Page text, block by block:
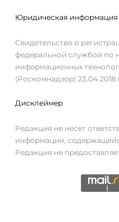
Юридическая информация
Свидетельство о
федеральной службой по
информационных
(Роскомнадзор) 23.04.2018
Дисклеймер
Редакция не несет
информации,
Редакция не